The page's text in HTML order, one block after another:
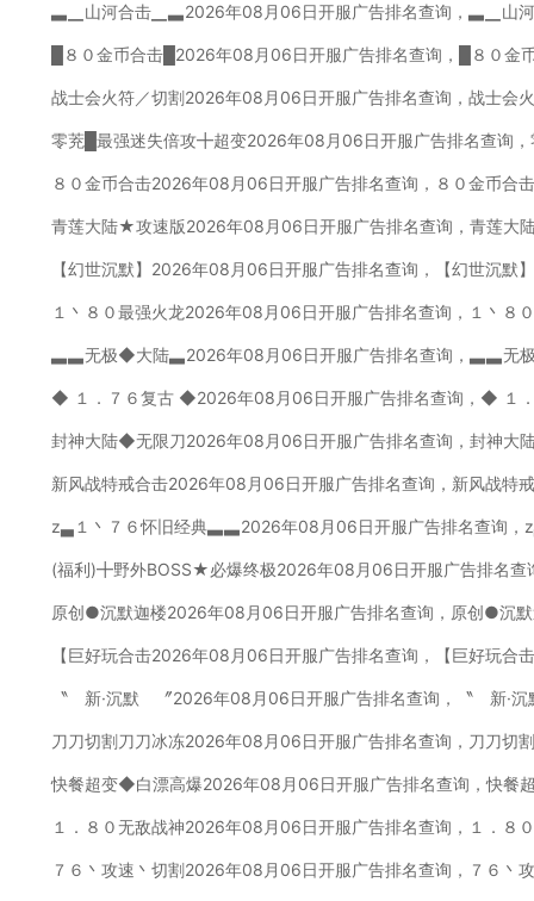
▃▁山河合击▁▃2026年08月06日开服广告排名查询，▃▁山
█８０金币合击█2026年08月06日开服广告排名查询，█８０金
战士会火符／切割2026年08月06日开服广告排名查询，战士会
零茺█最强迷失倍攻╋超变2026年08月06日开服广告排名查询
８０金币合击2026年08月06日开服广告排名查询，８０金币合
青莲大陆★攻速版2026年08月06日开服广告排名查询，青莲大
【幻世沉默】2026年08月06日开服广告排名查询，【幻世沉默
１丶８０最强火龙2026年08月06日开服广告排名查询，１丶８
▃▃无极◆大陆▃2026年08月06日开服广告排名查询，▃▃无
◆ １．７６复古 ◆2026年08月06日开服广告排名查询，◆ １
封神大陆◆无限刀2026年08月06日开服广告排名查询，封神大
新风战特戒合击2026年08月06日开服广告排名查询，新风战特
z▃１丶７６怀旧经典▃▃2026年08月06日开服广告排名查询
(福利)╋野外BOSS★必爆终极2026年08月06日开服广告排名
原创●沉默迦楼2026年08月06日开服广告排名查询，原创●沉
【巨好玩合击2026年08月06日开服广告排名查询，【巨好玩合
〝 新·沉默 〞2026年08月06日开服广告排名查询，〝 新·
刀刀切割刀刀冰冻2026年08月06日开服广告排名查询，刀刀切
快餐超变◆白漂高爆2026年08月06日开服广告排名查询，快餐
１．８０无敌战神2026年08月06日开服广告排名查询，１．８
７６丶攻速丶切割2026年08月06日开服广告排名查询，７６丶